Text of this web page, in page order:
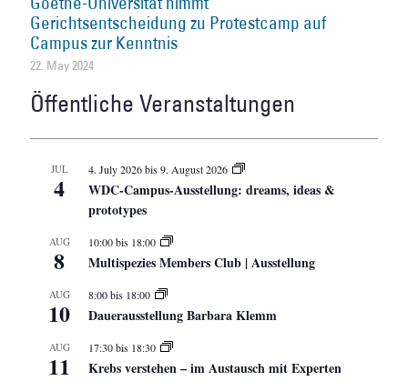
Gerichtsentscheidung zu Protestcamp auf
Campus zur Kenntnis
22. May 2024
Öffentliche Veranstaltungen
JUL
4
4. July 2026bis9. August 2026
WDC-Campus-Ausstellung: dreams, ideas &
prototypes
AUG
8
10:00bis 18:00
Multispezies Members Club | Ausstellung
AUG
10
8:00bis 18:00
Dauerausstellung Barbara Klemm
AUG
11
17:30bis 18:30
Krebs verstehen – im Austausch mit Experten